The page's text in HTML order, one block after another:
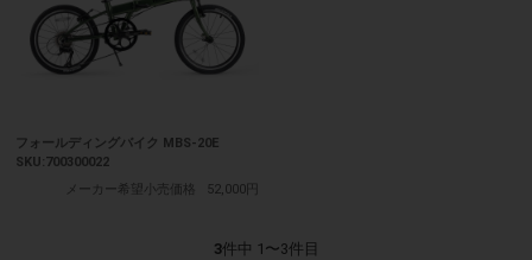
フォールディングバイク MBS-20E
SKU:700300022
メーカー希望小売価格
52,000円
3件中 1〜3件目